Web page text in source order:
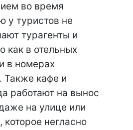
во время
у туристов не
турагенты и
как в отельных
в номерах
Также кафе и
работают на вынос
на улице или
которое негласно